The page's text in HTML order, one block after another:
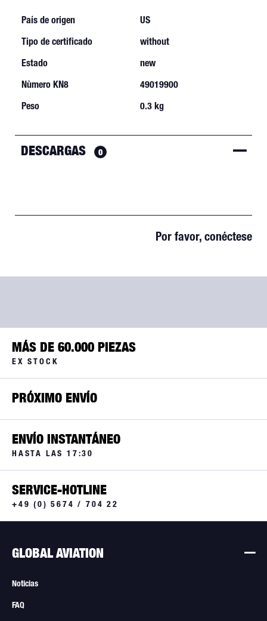
País de origen
US
Tipo de certificado
without
Estado
new
Nùmero KN8
49019900
Peso
0.3 kg
DESCARGAS 0
Por favor, conéctese
MÁS DE 60.000 PIEZAS
EX STOCK
PRÓXIMO ENVÍO
ENVÍO INSTANTÁNEO
HASTA LAS 17:30
SERVICE-HOTLINE
+49 (0) 5674 / 704 22
GLOBAL AVIATION
Noticias
FAQ